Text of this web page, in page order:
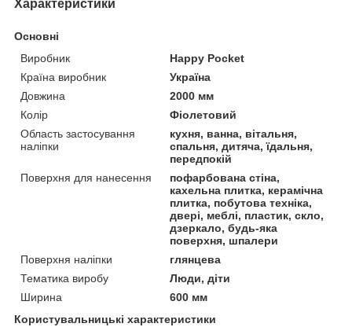
Характеристики
Основні
Виробник
Happy Pocket
Країна виробник
Україна
Довжина
2000 мм
Колір
Фіолетовий
Область застосування
наліпки
кухня, ванна, вітальня,
спальня, дитяча, їдальня,
передпокій
Поверхня для нанесення
пофарбована стіна,
кахельна плитка, керамічна
плитка, побутова техніка,
двері, меблі, пластик, скло,
дзеркало, будь-яка
поверхня, шпалери
Поверхня наліпки
глянцева
Тематика виробу
Люди, діти
Ширина
600 мм
Користувальницькі характеристики